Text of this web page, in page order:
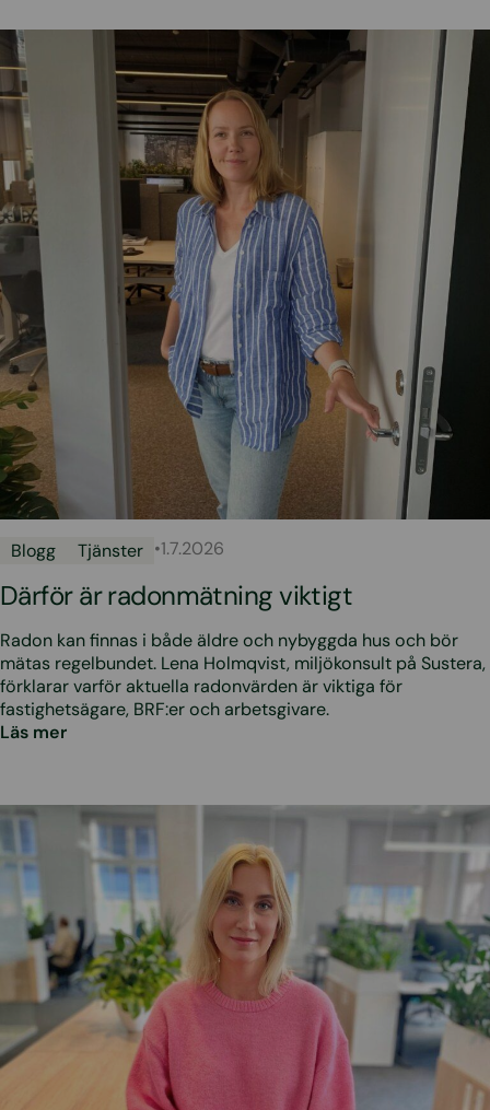
Blogg Tjänster •1.7.2026
Därför är radonmätning viktigt
Radon kan finnas i både äldre och nybyggda hus och bör
mätas regelbundet. Lena Holmqvist, miljökonsult på Sustera,
förklarar varför aktuella radonvärden är viktiga för
fastighetsägare, BRF:er och arbetsgivare.
Läs mer